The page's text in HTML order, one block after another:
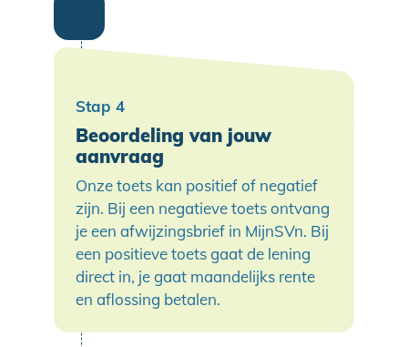
Beoordeling van jouw
aanvraag
Onze toets kan positief of negatief
zijn. Bij een negatieve toets ontvang
je een afwijzingsbrief in MijnSVn. Bij
een positieve toets gaat de lening
direct in, je gaat maandelijks rente
en aflossing betalen.